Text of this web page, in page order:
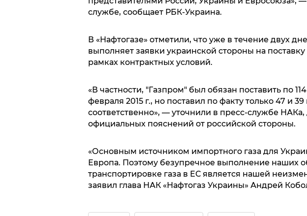
службе, сообщает РБК-Украина.
В «Нафтогазе» отметили, что уже в течение двух
выполняет заявки украинской стороны на поставку
рамках контрактных условий.
«В частности, "Газпром" был обязан поставить по
февраля 2015 г., но поставил по факту только 47 и
соответственно», — уточнили в пресс-службе
официальных пояснений от российской стороны.
«Основным источником импортного газа для
Европа. Поэтому безупречное выполнение наших
транспортировке газа в ЕС является нашей
заявил глава НАК «Нафтогаз Украины» Андрей